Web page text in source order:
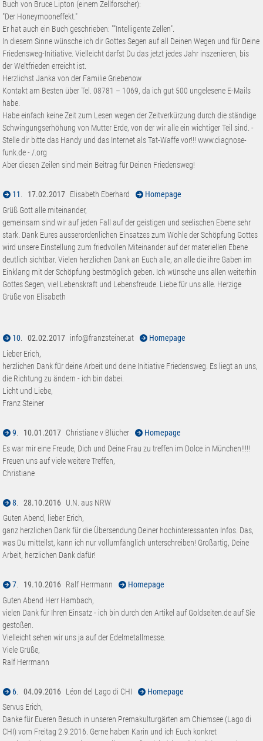
Buch von Bruce Lipton (einem Zellforscher):
"Der Honeymooneffekt."
Er hat auch ein Buch geschrieben: ""Intelligente Zellen".
In diesem Sinne wünsche ich dir Gottes Segen auf all Deinen Wegen und für Deine
Friedensweg-Initiative. Vielleicht darfst Du das jetzt jedes Jahr inszenieren, bis
der Weltfrieden erreicht ist.
Herzlichst Janka von der Familie Griebenow
Kontakt am Besten über Tel. 08781 – 1069, da ich gut 500 ungelesene E-Mails
habe.
Habe einfach keine Zeit zum Lesen wegen der Zeitverkürzung durch die ständige
Schwingungserhöhung von Mutter Erde, von der wir alle ein wichtiger Teil sind. -
Stelle dir bitte das Handy und das Internet als Tat-Waffe vor!!! www.diagnose-
funk.de - /.org
Aber diesen Zeilen sind mein Beitrag für Deinen Friedensweg!
11. 17.02.2017 Elisabeth Eberhard
Homepage
Grüß Gott alle miteinander,
gemeinsam sind wir auf jeden Fall auf der geistigen und seelischen Ebene sehr
stark. Dank Eures ausserordenlichen Einsatzes zum Wohle der Schöpfung Gottes
wird unsere Einstellung zum friedvollen Miteinander auf der materiellen Ebene
deutlich sichtbar. Vielen herzlichen Dank an Euch alle, an alle die ihre Gaben im
Einklang mit der Schöpfung bestmöglich geben. Ich wünsche uns allen weiterhin
Gottes Segen, viel Lebenskraft und Lebensfreude. Liebe für uns alle. Herzige
Grüße von Elisabeth
10. 02.02.2017 info@franzsteiner.at
Homepage
Lieber Erich,
herzlichen Dank für deine Arbeit und deine Initiative Friedensweg. Es liegt an uns,
die Richtung zu ändern - ich bin dabei.
Licht und Liebe,
Franz Steiner
9. 10.01.2017 Christiane v Blücher
Homepage
Es war mir eine Freude, Dich und Deine Frau zu treffen im Dolce in München!!!!!
Freuen uns auf viele weitere Treffen,
Christiane
8. 28.10.2016 U.N. aus NRW
Guten Abend, lieber Erich,
ganz herzlichen Dank für die Übersendung Deiner hochinteressanten Infos. Das,
was Du mitteilst, kann ich nur vollumfänglich unterschreiben! Großartig, Deine
Arbeit, herzlichen Dank dafür!
7. 19.10.2016 Ralf Herrmann
Homepage
Guten Abend Herr Hambach,
vielen Dank für Ihren Einsatz - ich bin durch den Artikel auf Goldseiten.de auf Sie
gestoßen.
Vielleicht sehen wir uns ja auf der Edelmetallmesse.
Viele Grüße,
Ralf Herrmann
6. 04.09.2016 Léon del Lago di CHI
Homepage
Servus Erich,
Danke für Eueren Besuch in unseren Premakulturgärten am Chiemsee (Lago di
CHI) vom Freitag 2.9.2016. Gerne haben Karin und ich Euch konkret